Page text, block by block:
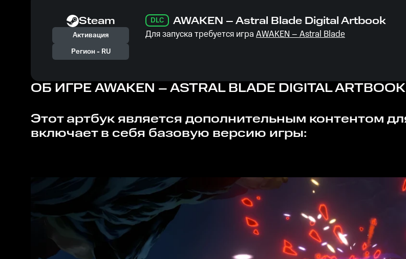
Steam
Активация
Регион - RU
DLC AWAKEN – Astral Blade Digital Artbook
Для запуска требуется игра AWAKEN – Astral Blade
ОБ ИГРЕAWAKEN – ASTRAL BLADE DIGITAL ARTBOOK
Этот артбук является дополнительным контентом для игры "AWAKEN - Astral Blade", и не
включает в себя базовую версию игры: